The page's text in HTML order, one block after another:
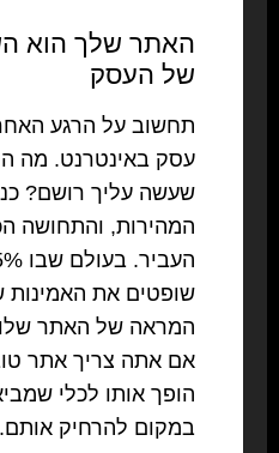
האתר שלך הוא
של העסק
תחשוב על הרגע
עסק באינטרנט. מה
שעשה עליך רושם?
המהירות, והתחושה
שופטים את האמינות
המראה של האתר
אם אתה צריך אתר
הופך אותו לכלי
במקום להרחיק אותם.